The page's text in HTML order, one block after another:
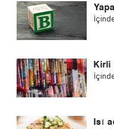
Kirli
Isı